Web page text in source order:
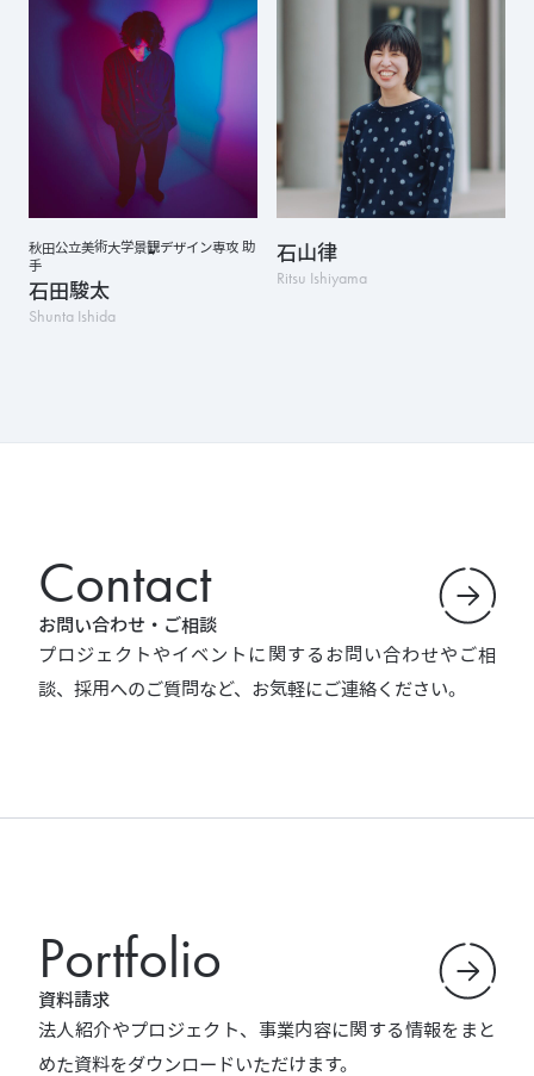
石田駿太
Shunta Ishida
秋田公立美術大学景観デザイン専攻 助
手
石山律
Ritsu Ishiyama
Contact
お問い合わせ・ご相談
プロジェクトやイベントに関するお問い合わせやご相
談、採用へのご質問など、お気軽にご連絡ください。
Portfolio
資料請求
法人紹介やプロジェクト、事業内容に関する情報をまと
めた資料をダウンロードいただけます。